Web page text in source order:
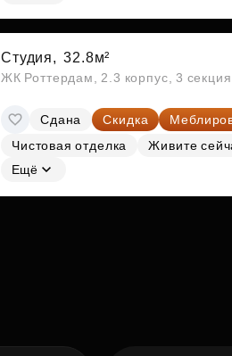
Студия, 32.8м²
ЖК Роттердам, 2.3 корпус, 3
Сдана Скидка
Чистовая отделка
Живите
Ещё